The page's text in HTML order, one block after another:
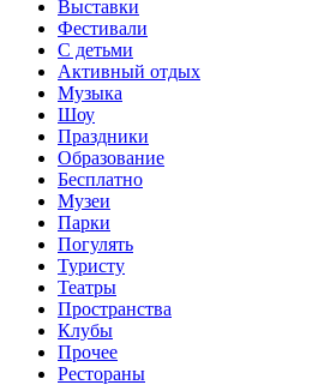
Выставки
Фестивали
С детьми
Активный отдых
Музыка
Шоу
Праздники
Образование
Бесплатно
Музеи
Парки
Погулять
Туристу
Театры
Пространства
Клубы
Прочее
Рестораны